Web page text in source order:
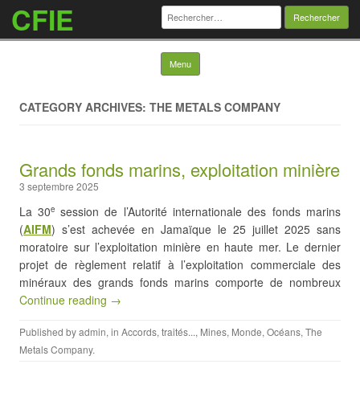
CFIE Rechercher :
Menu Skip to content
CATEGORY ARCHIVES: THE METALS COMPANY
Grands fonds marins, exploitation minière
3 septembre 2025
La 30e session de l’Autorité internationale des fonds marins
(AIFM) s’est achevée en Jamaïque le 25 juillet 2025 sans
moratoire sur l’exploitation minière en haute mer. Le dernier
projet de règlement relatif à l’exploitation commerciale des
minéraux des grands fonds marins comporte de nombreux
Continue reading →
Published byadmin, in Accords, traités..., Mines, Monde, Océans, The
Metals Company.